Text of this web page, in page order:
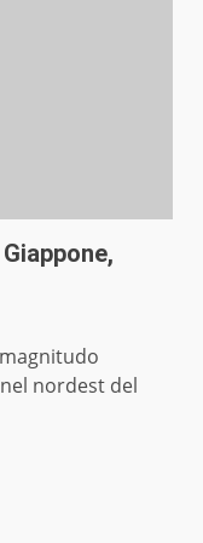
nordest del